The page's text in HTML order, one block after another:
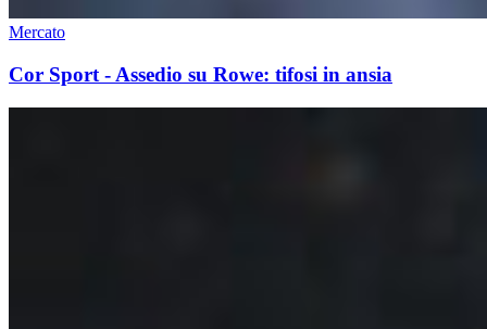
Mercato
Cor Sport - Assedio su Rowe: tifosi in ansia